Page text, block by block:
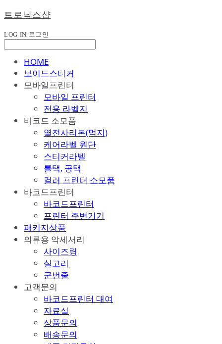
트로닉스샵
LOG IN 로그인
HOME
보이드스티커
모바일프린터
모바일 프린터
전용 라벨지
바코드 소모품
열전사리본(먹지)
케어라벨 원단
스티커라벨
롤택, 공택
컬러 프린터 소모품
바코드프린터
바코드프린터
프린터 주변기기
패키지상품
의류용 악세서리
사이즈링
실고리
군번줄
고객문의
바코드프린터 대여
자료실
상품문의
배송문의